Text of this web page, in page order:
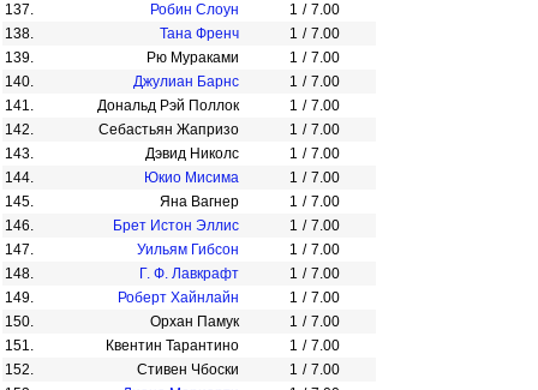
137.
Робин Слоун 1 / 7.00
138.
Тана Френч 1 / 7.00
139.
Рю Мураками 1 / 7.00
140.
Джулиан Барнс 1 / 7.00
141.
Дональд Рэй Поллок 1 / 7.00
142.
Себастьян Жапризо 1 / 7.00
143.
Дэвид Николс 1 / 7.00
144.
Юкио Мисима 1 / 7.00
145.
Яна Вагнер 1 / 7.00
146.
Брет Истон Эллис 1 / 7.00
147.
Уильям Гибсон 1 / 7.00
148.
Г. Ф. Лавкрафт 1 / 7.00
149.
Роберт Хайнлайн 1 / 7.00
150.
Орхан Памук 1 / 7.00
151.
Квентин Тарантино 1 / 7.00
152.
Стивен Чбоски 1 / 7.00